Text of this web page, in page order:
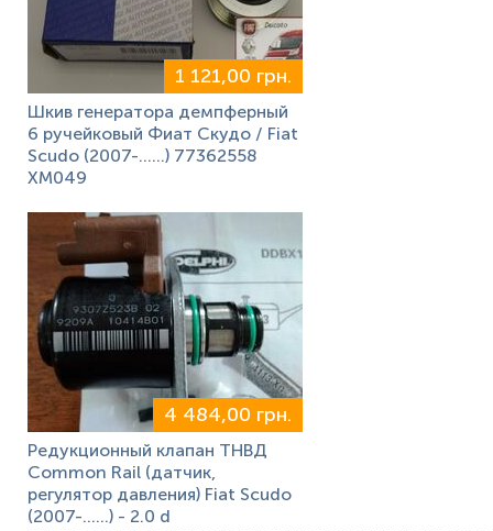
1 121,00 грн.
Шкив генератора демпферный
6 ручейковый Фиат Скудо / Fiat
Scudo (2007-……) 77362558
XM049
4 484,00 грн.
Редукционный клапан ТНВД
Common Rail (датчик,
регулятор давления) Fiat Scudo
(2007-……) - 2.0 d